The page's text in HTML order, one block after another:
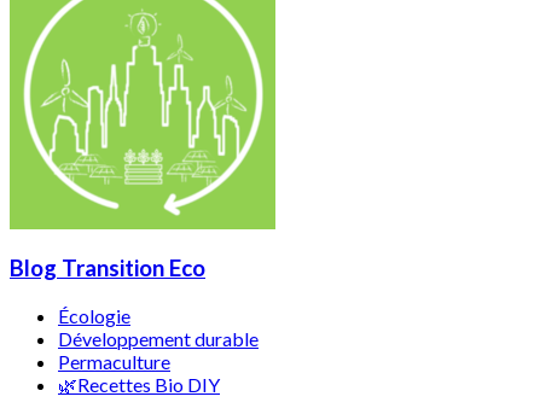
Blog Transition Eco
Écologie
Développement durable
Permaculture
🌿Recettes Bio DIY